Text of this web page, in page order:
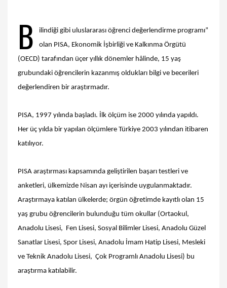
B
ilindiği gibi uluslararası öğrenci değerlendirme programı”
olan PISA, Ekonomik İşbirliği ve Kalkınma Örgütü
(OECD) tarafından üçer yıllık dönemler hâlinde, 15 yaş
grubundaki öğrencilerin kazanmış oldukları bilgi ve becerileri
değerlendiren bir araştırmadır.
PISA, 1997 yılında başladı. İlk ölçüm ise 2000 yılında yapıldı.
Her üç yılda bir yapılan ölçümlere Türkiye 2003 yılından itibaren
katılıyor.
PISA araştırması kapsamında geliştirilen başarı testleri ve
anketleri, ülkemizde Nisan ayı içerisinde uygulanmaktadır.
Araştırmaya katılan ülkelerde; örgün öğretimde kayıtlı olan 15
yaş grubu öğrencilerin bulunduğu tüm okullar (Ortaokul,
Anadolu Lisesi, Fen Lisesi, Sosyal Bilimler Lisesi, Anadolu Güzel
Sanatlar Lisesi, Spor Lisesi, Anadolu İmam Hatip Lisesi, Mesleki
ve Teknik Anadolu Lisesi, Çok Programlı Anadolu Lisesi) bu
araştırma katılabilir.